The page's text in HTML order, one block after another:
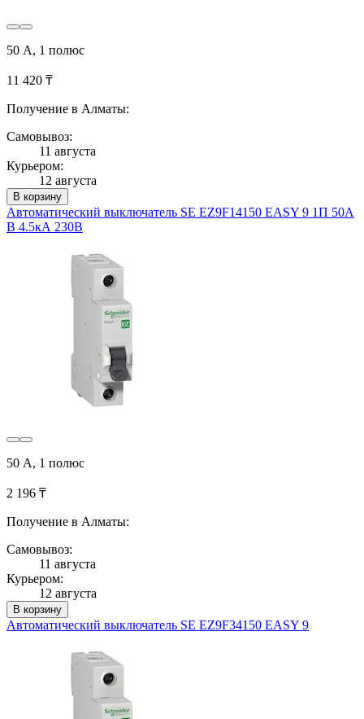
50 А, 1 полюс
11 420 ₸
Получение в Алматы:
Самовывоз:
11 августа
Курьером:
12 августа
В корзину
Автоматический выключатель SE EZ9F14150 EASY 9 1П 50А
В 4.5кА 230В
50 А, 1 полюс
2 196 ₸
Получение в Алматы:
Самовывоз:
11 августа
Курьером:
12 августа
В корзину
Автоматический выключатель SE EZ9F34150 EASY 9